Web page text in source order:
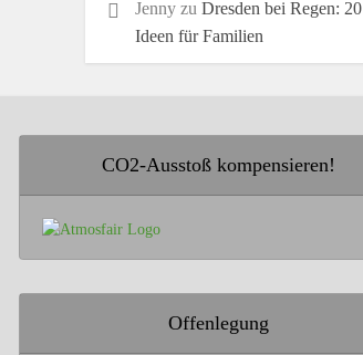
Jenny zu Dresden bei Regen: 20
Ideen für Familien
CO2-Ausstoß kompensieren!
Offenlegung